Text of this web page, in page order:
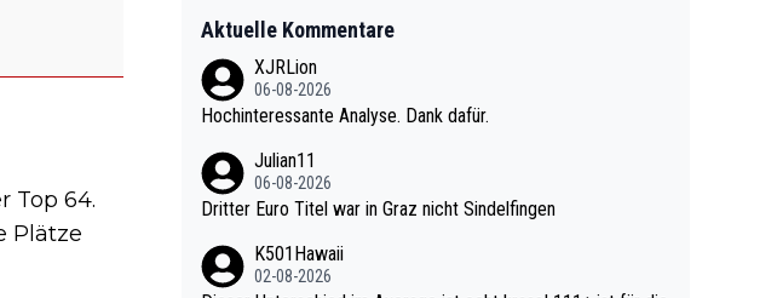
Top 64.
Plätze
Aktuelle Kommentare
XJRLion
06-08-2026
Hochinteressante Analyse. Dank dafür.
Julian11
06-08-2026
Dritter Euro Titel war in Graz nicht Sindelfingen
K501Hawaii
02-08-2026